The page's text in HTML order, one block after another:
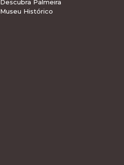
Descubra Palmeira
Museu Histórico